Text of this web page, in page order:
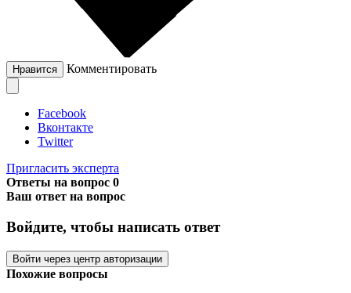
Нравится Комментировать
Facebook
Вконтакте
Twitter
Пригласить эксперта
Ответы на вопрос 0
Ваш ответ на вопрос
Войдите, чтобы написать ответ
Войти через центр авторизации
Похожие вопросы